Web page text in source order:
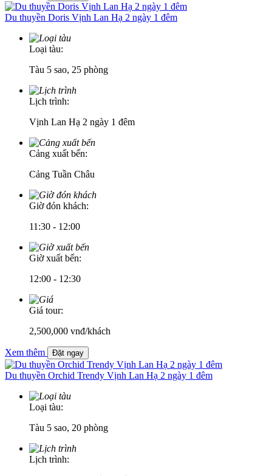
Du thuyền Doris Vịnh Lan Hạ 2 ngày 1 đêm
Loại tàu:
Tàu 5 sao, 25 phòng
Lịch trình:
Vịnh Lan Hạ 2 ngày 1 đêm
Cảng xuất bến:
Cảng Tuần Châu
Giờ đón khách:
11:30 - 12:00
Giờ xuất bến:
12:00 - 12:30
Giá tour:
2,500,000 vnđ/khách
Xem thêm Đặt ngay
Du thuyền Orchid Trendy Vịnh Lan Hạ 2 ngày 1 đêm
Loại tàu:
Tàu 5 sao, 20 phòng
Lịch trình: